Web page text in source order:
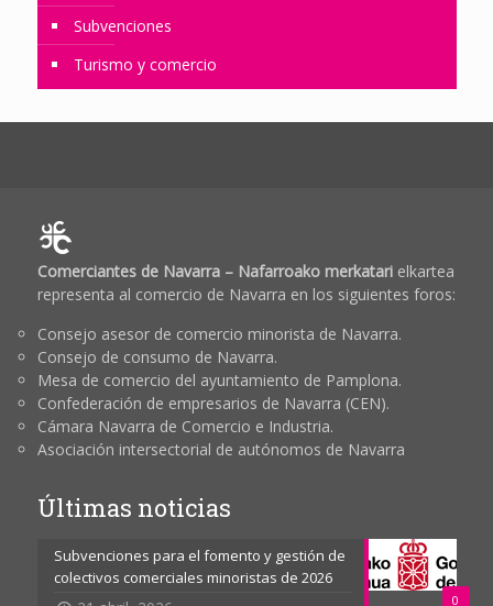
Subvenciones
Turismo y comercio
Comerciantes de Navarra – Nafarroako merkatarielkartea
representa al comercio de Navarra en los siguientes foros:
Consejo asesor de comercio minorista de Navarra.
Consejo de consumo de Navarra.
Mesa de comercio del ayuntamiento de Pamplona.
Confederación de empresarios de Navarra (CEN).
Cámara Navarra de Comercio e Industria.
Asociación intersectorial de autónomos de Navarra
Últimas noticias
0
Subvenciones para el fomento y gestión de
colectivos comerciales minoristas de 2026